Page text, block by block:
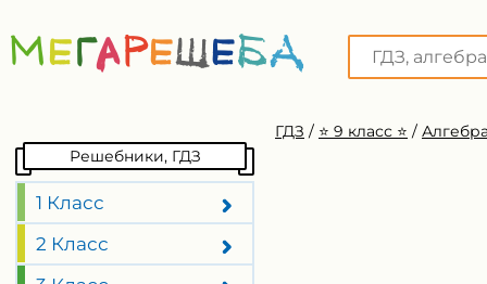
Решебники, ГДЗ
1 Класс
2 Класс
ГДЗ / ⭐️ 9 класс ⭐️ /